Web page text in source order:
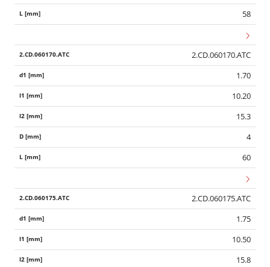
58
2.CD.060170.ATC
1.70
10.20
15.3
4
60
2.CD.060175.ATC
1.75
10.50
15.8